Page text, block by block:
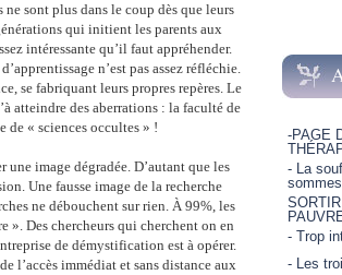
sont plus dans le coup dès que leurs
qui initient les parents aux
intéressante qu’il faut appréhender.
n’est pas assez réfléchie.
se fabriquant leurs propres repères. Le
atteindre des aberrations : la faculté de
de « sciences occultes » !
image dégradée. D’autant que les
Une fausse image de la recherche
ne débouchent sur rien. À 99%, les
». Des chercheurs qui cherchent on en
de démystification est à opérer.
l’accès immédiat et sans distance aux
-PAGE
- La
- Trop
- Les